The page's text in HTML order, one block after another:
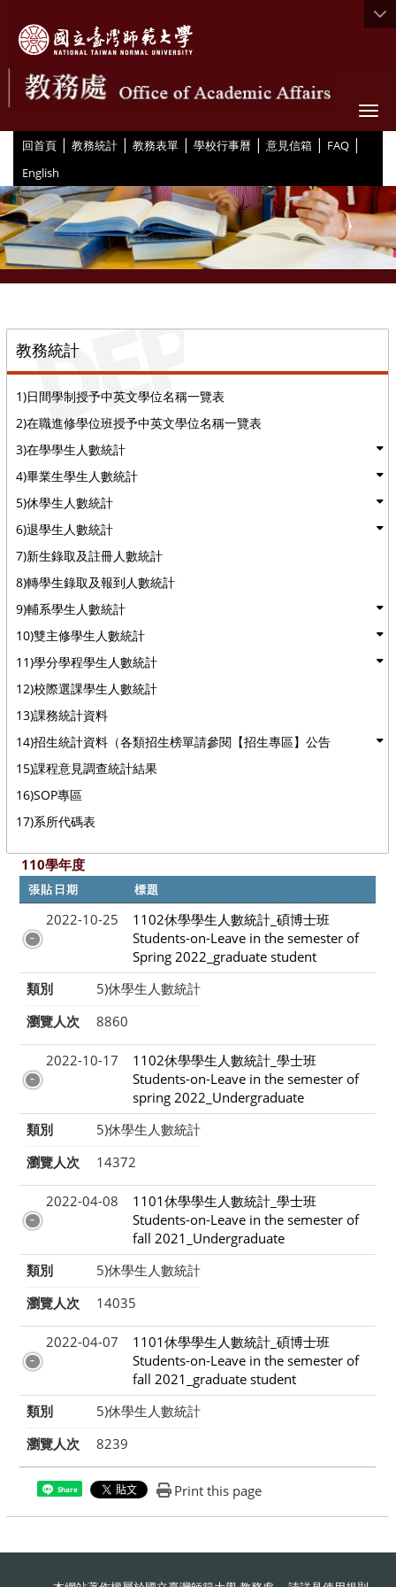
回首頁 | 教務統計 | 教務表單 | 學校行事曆 | 意見信箱 | FAQ |
English
教務統計
1)日間學制授予中英文學位名稱一覽表
2)在職進修學位班授予中英文學位名稱一覽表
3)在學學生人數統計
4)畢業生學生人數統計
5)休學生人數統計
6)退學生人數統計
7)新生錄取及註冊人數統計
8)轉學生錄取及報到人數統計
9)輔系學生人數統計
10)雙主修學生人數統計
11)學分學程學生人數統計
12)校際選課學生人數統計
13)課務統計資料
14)招生統計資料（各類招生榜單請參閱【招生專區】公告
15)課程意見調查統計結果
16)SOP專區
17)系所代碼表
110學年度
張貼日期 標題
2022-10-25
1102休學學生人數統計_碩博士班
Students-on-Leave in the semester of
Spring 2022_graduate student
類別
5)休學生人數統計
瀏覽人次
8860
2022-10-17
1102休學學生人數統計_學士班
Students-on-Leave in the semester of
spring 2022_Undergraduate
類別
5)休學生人數統計
瀏覽人次
14372
2022-04-08
1101休學學生人數統計_學士班
Students-on-Leave in the semester of
fall 2021_Undergraduate
類別
5)休學生人數統計
瀏覽人次
14035
2022-04-07
1101休學學生人數統計_碩博士班
Students-on-Leave in the semester of
fall 2021_graduate student
類別
5)休學生人數統計
瀏覽人次
8239
Share Print this page